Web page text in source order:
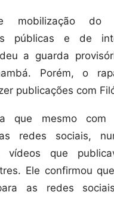
mobilização do
públicas e de
a guarda
Porém, o
publicações com
que mesmo com
redes sociais,
vídeos que
Ele confirmou
as redes